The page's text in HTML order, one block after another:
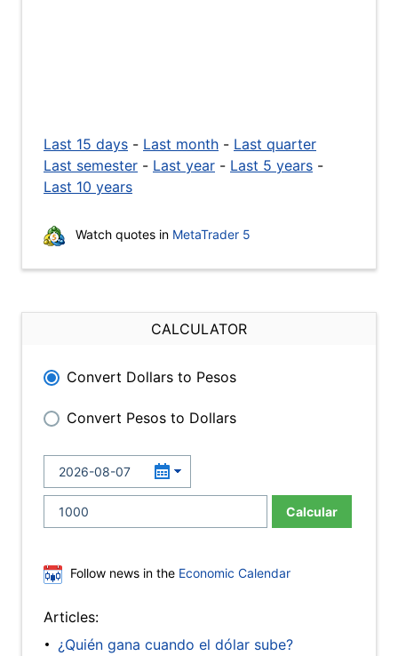
Last 15 days - Last month - Last quarter
Last semester - Last year - Last 5 years -
Last 10 years
Watch quotes in MetaTrader 5
CALCULATOR
Convert Dollars to Pesos
Convert Pesos to Dollars
Calcular
Follow news in the Economic Calendar
Articles:
¿Quién gana cuando el dólar sube?